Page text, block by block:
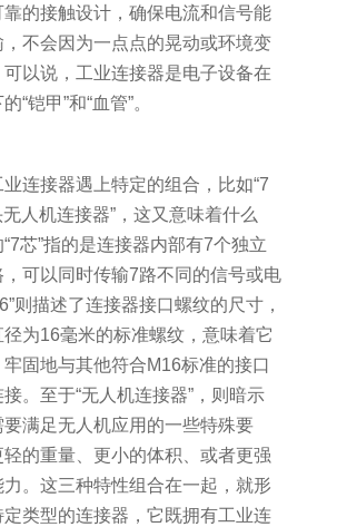
靠的接触设计，确保电流和信号能
不会因为一点点的晃动或环境变
以说，工业连接器是电子设备在
“铠甲”和“血管”。
连接器遇上特定的组合，比如“7
人机连接器”，这又意味着什么
芯”指的是连接器内部有7个独立
，可以同时传输7路不同的信号或电
则描述了连接器接口螺纹的尺寸，
为16毫米的标准螺纹，意味着它
固地与其他符合M16标准的接口
。至于“无人机连接器”，则暗示
要满足无人机应用的一些特殊要
的重量、更小的体积、或者更强
力。这三种特性组合在一起，就形
定类型的连接器，它既拥有工业连